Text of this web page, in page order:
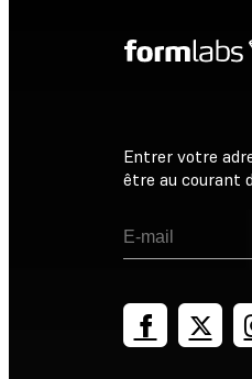
Entrer votre
être au courant